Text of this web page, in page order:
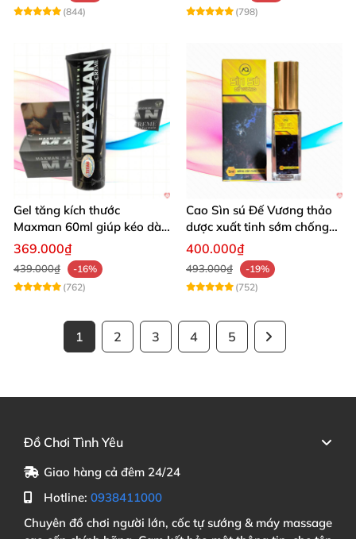
(844)
(798)
Gel tăng kích thước
Maxman 60ml giúp kéo dài
thời gian quan hệ hiệu quả
369.000₫
439.000₫
-16%
(762)
Cao Sìn sú Đế Vương thảo
dược xuất tinh sớm chống
hiệu quả nhất
400.000₫
493.000₫
-19%
(752)
1 2 3 4 5
Đồ Chơi Tình Yêu
Giao hàng cả đêm 24/24
Hotline: 0938411000
Chuyên đồ chơi người lớn, cốc tự sướng & máy massage